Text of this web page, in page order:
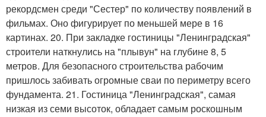
рекордсмен среди "Сестер" по количеству появлений в
фильмах. Оно фигурирует по меньшей мере в 16
картинах. 20. При закладке гостиницы "Ленинградская"
строители наткнулись на "плывун" на глубине 8, 5
метров. Для безопасного строительства рабочим
пришлось забивать огромные сваи по периметру всего
фундамента. 21. Гостиница "Ленинградская", самая
низкая из семи высоток, обладает самым роскошным